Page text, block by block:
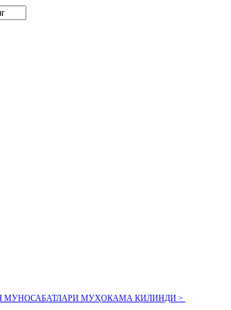
МУҲОКАМА ҚИЛИНДИ >